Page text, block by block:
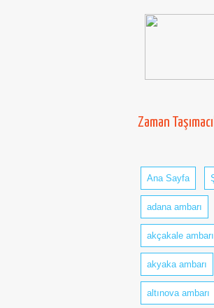
Zaman
Ana Sayfa
adana ambarı
akçakale ambarı
akyaka ambarı
altınova ambarı